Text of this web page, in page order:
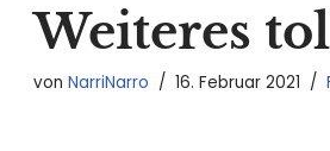
Weiteres
von NarriNarro 16. Februar 2021